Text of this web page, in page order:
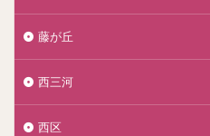
藤が丘
西三河
西区